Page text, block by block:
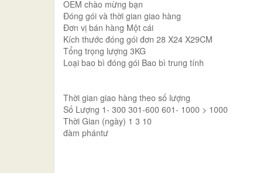
OEM chào mừng bạn
Đóng gói và thời gian giao hàng
Đơn vị bán hàng Một cái
Kích thước đóng gói đơn 28 X24 X29CM
Tổng trọng lượng 3KG
Loại bao bì đóng gói Bao bì trung tính
Thời gian giao hàng theo số lượng
Số Lượng 1- 300 301-600 601- 1000 > 1000
Thời Gian (ngày) 1 3 10
đàm phántư